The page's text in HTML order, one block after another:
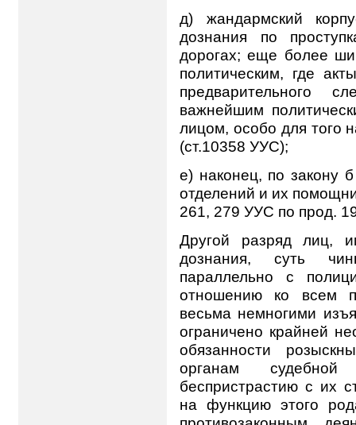
д) жандармский
дознания по
дорогах; еще более
политическим, где
предварительного
важнейшим
лицом, особо для того
(ст.10358 УУС);
е) наконец, по закону
отделений и их
261, 279 УУС по прод.
Другой разряд лиц,
дознания, суть
параллельно с
отношению ко всем
весьма немногими
ограничено крайней
обязанности
органам
беспристрастию с их
на функцию этого